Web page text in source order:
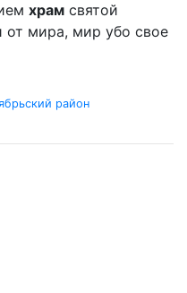
храм святой
от мира, мир убо свое
район